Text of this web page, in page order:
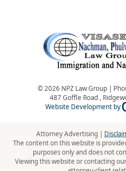
© 2026 NPZ Law Group |
487 Goffle Road ,
Website Development by
Attorney Advertising |
The content on this website is
purposes only and does not
Viewing this website or contacting